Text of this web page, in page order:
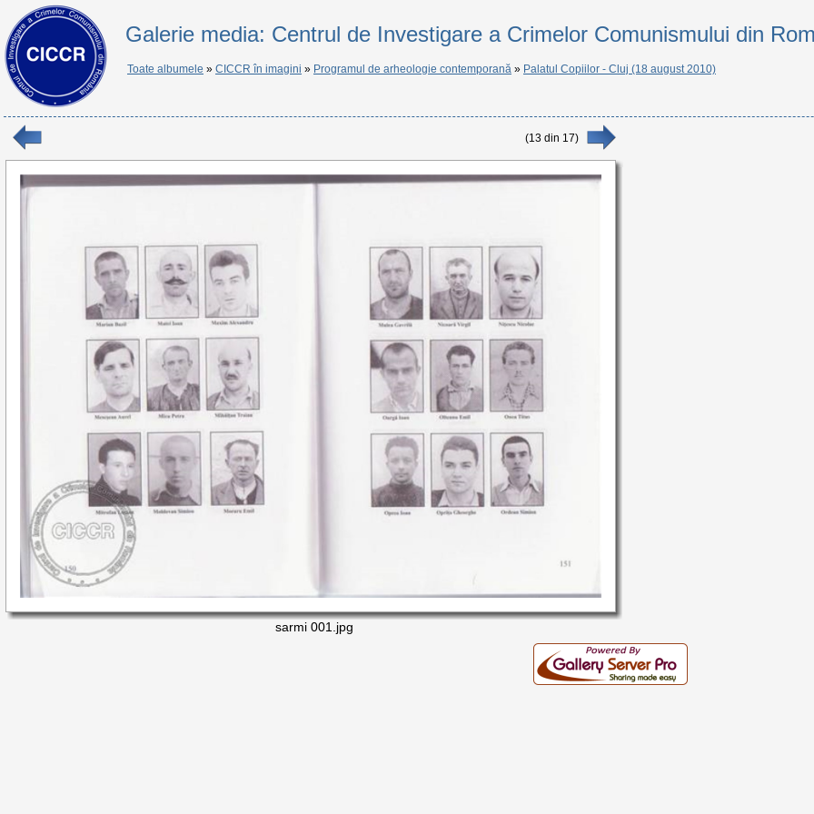
Galerie media: Centrul de Investigare a Crimelor Comunismului din
Toate albumele » CICCR în imagini » Programul de arheologie contemporană » Palatul Copiilor - Cluj (18 august 2010)
(13 din 17)
sarmi 001.jpg